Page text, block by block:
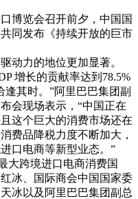
博览会召开前夕，中国国
同发布《持续开放的巨市
动力的地位更加显著。
增长的贡献率达到78.5%
其时。”阿里巴巴集团副
会现场表示，“中国正在
这个巨大的消费市场还在
费品降税力度不断加大，
口电商等新型业态。”
大跨境进口电商消费国
冰、国际商会中国国家委
冰以及阿里巴巴集团副总